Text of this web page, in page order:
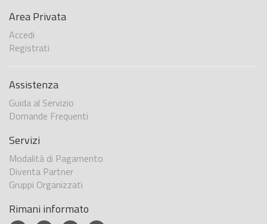
Area Privata
Accedi
Registrati
Assistenza
Guida al Servizio
Domande Frequenti
Servizi
Modalità di Pagamento
Diventa Partner
Gruppi Organizzati
Rimani informato